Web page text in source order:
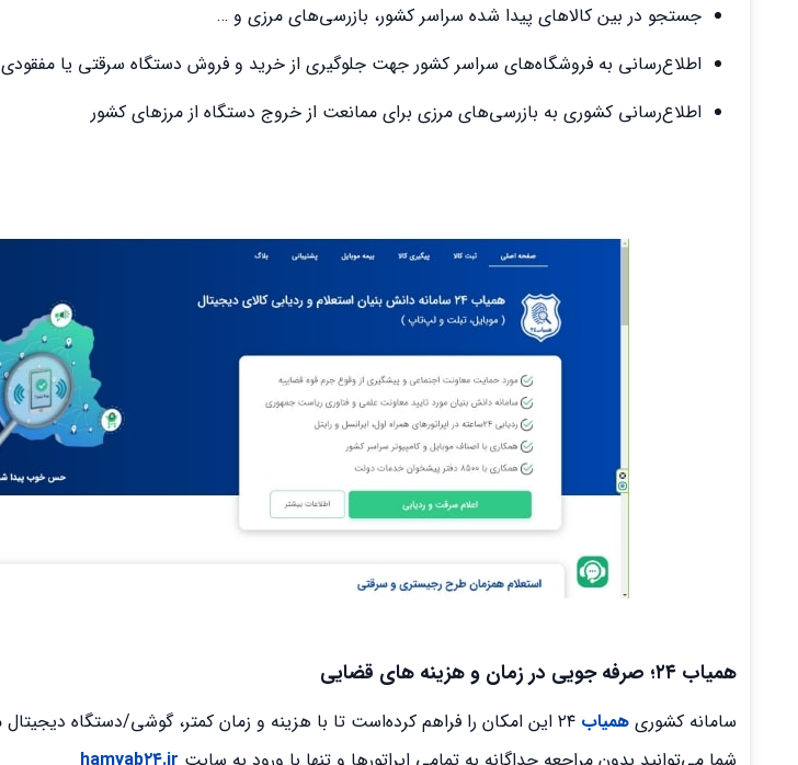
جستجو در بین کالاهای پیدا شده سراسر کشور، بازرسی‌های مرزی و …
اطلاع‌رسانی به فروشگاه‌های سراسر کشور جهت جلوگیری از خرید و فروش دستگاه سرقتی یا مفقودی
اطلاع‌رسانی کشوری به بازرسی‌های مرزی برای ممانعت از خروج دستگاه از مرزهای کشور
همیاب ۲۴؛ صرفه جویی در زمان و هزینه های قضایی
سامانه کشوری همیاب ۲۴ این امکان را فراهم کرده‌است تا با هزینه و زمان کمتر، گوشی/دستگاه دیجیتال مفقود شده خود را ردیابی کنید.